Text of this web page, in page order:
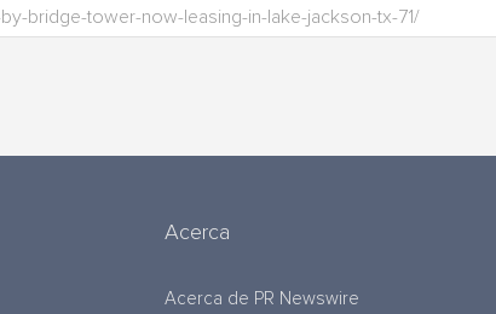
Acerca
Acerca de PR Newswire